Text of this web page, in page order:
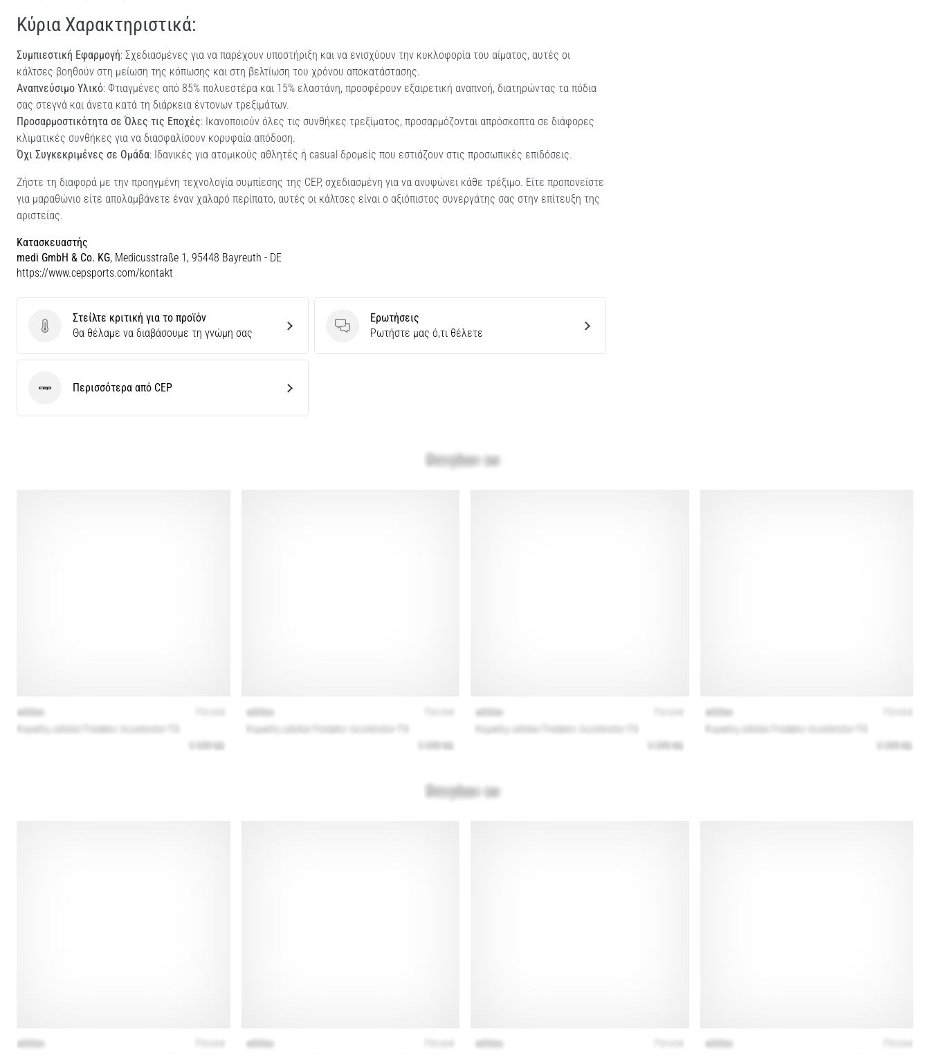
Κύρια Χαρακτηριστικά:
Συμπιεστική Εφαρμογή: Σχεδιασμένες για να παρέχουν υποστήριξη και να ενισχύουν την κυκλοφορία του αίματος, αυτές οι
κάλτσες βοηθούν στη μείωση της κόπωσης και στη βελτίωση του χρόνου αποκατάστασης.
Αναπνεύσιμο Υλικό: Φτιαγμένες από 85% πολυεστέρα και 15% ελαστάνη, προσφέρουν εξαιρετική αναπνοή, διατηρώντας τα πόδια
σας στεγνά και άνετα κατά τη διάρκεια έντονων τρεξιμάτων.
Προσαρμοστικότητα σε Όλες τις Εποχές: Ικανοποιούν όλες τις συνθήκες τρεξίματος, προσαρμόζονται απρόσκοπτα σε διάφορες
κλιματικές συνθήκες για να διασφαλίσουν κορυφαία απόδοση.
Όχι Συγκεκριμένες σε Ομάδα: Ιδανικές για ατομικούς αθλητές ή casual δρομείς που εστιάζουν στις προσωπικές επιδόσεις.
Ζήστε τη διαφορά με την προηγμένη τεχνολογία συμπίεσης της CEP, σχεδιασμένη για να ανυψώνει κάθε τρέξιμο. Είτε προπονείστε
για μαραθώνιο είτε απολαμβάνετε έναν χαλαρό περίπατο, αυτές οι κάλτσες είναι ο αξιόπιστος συνεργάτης σας στην επίτευξη της
αριστείας.
Κατασκευαστής
medi GmbH & Co. KG, Medicusstraße 1, 95448 Bayreuth - DE
https://www.cepsports.com/kontakt
Στείλτε κριτική για το προϊόν
Στείλτε κριτική για το προϊόν
Θα θέλαμε να διαβάσουμε τη γνώμη σας
Ερωτήσεις
Ερωτήσεις
Ρωτήστε μας ό,τι θέλετε
CEP Περισσότερα από CEP